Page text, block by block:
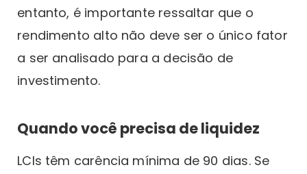
entanto, é importante ressaltar que o
rendimento alto não deve ser o único fator
a ser analisado para a decisão de
investimento.
Quando você precisa de liquidez
LCIs têm carência mínima de 90 dias. Se